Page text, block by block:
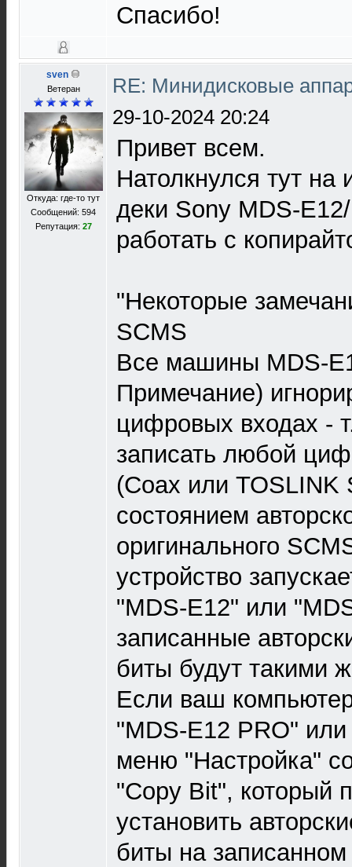
Спасибо!
sven
Ветеран
Откуда: где-то тут
Сообщений: 594
Репутация: 27
RE: Минидисковые
29-10-2024 20:24
Привет всем.
Натолкнулся тут
деки Sony MDS-
работать с
"Некоторые
SCMS
Все машины MDS-
Примечание)
цифровых входах -
записать любой
(Coax или
состоянием
оригинального
устройство
"MDS-E12" или
записанные
биты будут такими
Если ваш
"MDS-E12 PRO"
меню "Настройка"
"Copy Bit", который
установить
биты на